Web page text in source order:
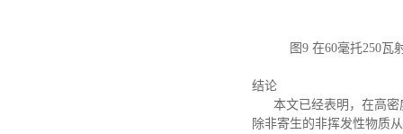
图9 在60毫托250瓦
结论
本文已经表明，在高
除非寄生的非挥发性物质